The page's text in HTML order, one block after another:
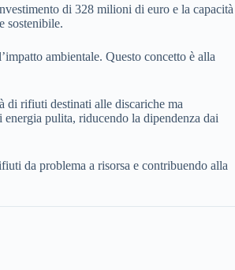
di 328 milioni di euro e la capacità
sostenibile.
ambientale. Questo concetto è alla
di rifiuti destinati alle discariche ma
pulita, riducendo la dipendenza dai
da problema a risorsa e contribuendo alla